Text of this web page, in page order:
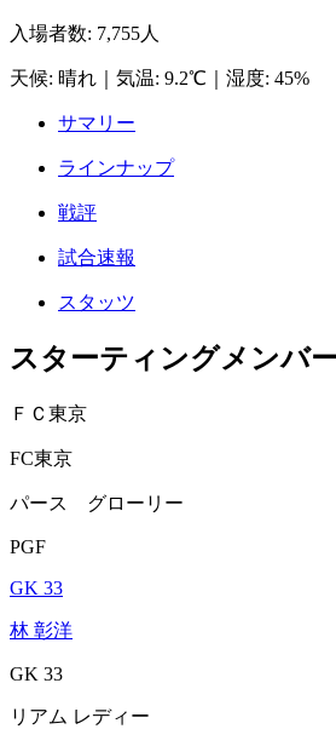
入場者数: 7,755人
天候: 晴れ 気温: 9.2℃ 湿度: 45%
サマリー
ラインナップ
戦評
試合速報
スタッツ
スターティングメンバ
ＦＣ東京
FC東京
パース グローリー
PGF
GK 33
林 彰洋
GK 33
リアム レディー